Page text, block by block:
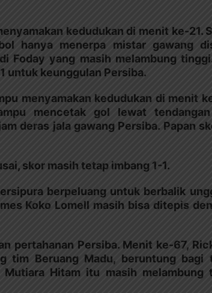
kedudukan di menit ke-21.
hanya menerpa mistar gawang
Foday yang masih melambung
untuk keunggulan Persiba.
menyamakan kedudukan di menit
mencetak gol lewat
deras jala gawang Persiba. Papan
skor masih tetap imbang 1-1.
berpeluang untuk berbalik
Koko Lomell masih bisa ditepis
pertahanan Persiba. Menit ke-67,
tim Beruang Madu, beruntung bagi
Mutiara Hitam itu masih